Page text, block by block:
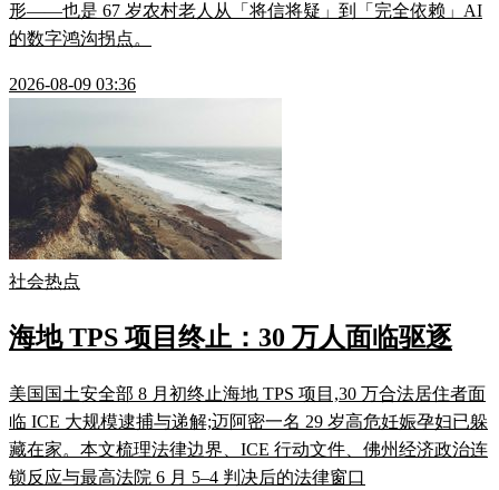
形——也是 67 岁农村老人从「将信将疑」到「完全依赖」AI
的数字鸿沟拐点。
2026-08-09 03:36
社会热点
海地 TPS 项目终止：30 万人面临驱逐
美国国土安全部 8 月初终止海地 TPS 项目,30 万合法居住者面
临 ICE 大规模逮捕与递解;迈阿密一名 29 岁高危妊娠孕妇已躲
藏在家。本文梳理法律边界、ICE 行动文件、佛州经济政治连
锁反应与最高法院 6 月 5–4 判决后的法律窗口